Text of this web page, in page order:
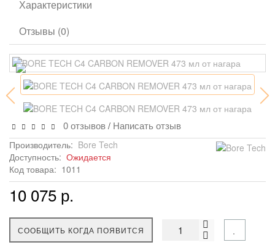
Характеристики
Отзывы (0)
0 отзывов / Написать отзыв
Производитель: Bore Tech
Доступность: Ожидается
Код товара: 1011
10 075 р.
СООБЩИТЬ КОГДА ПОЯВИТСЯ